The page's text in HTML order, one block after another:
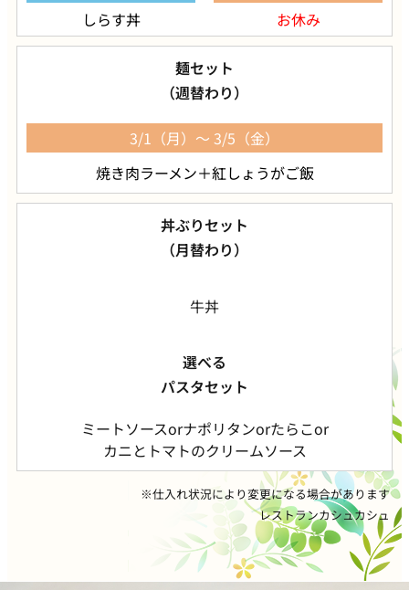
しらす丼
お休み
麺セット
（週替わり）
3/1（月）～ 3/5（金）
焼き肉ラーメン＋紅しょうがご飯
丼ぶりセット
（月替わり）
牛丼
選べる
パスタセット
ミートソースorナポリタンorたらこor
カニとトマトのクリームソース
※仕入れ状況により変更になる場合があります
レストランカシュカシュ